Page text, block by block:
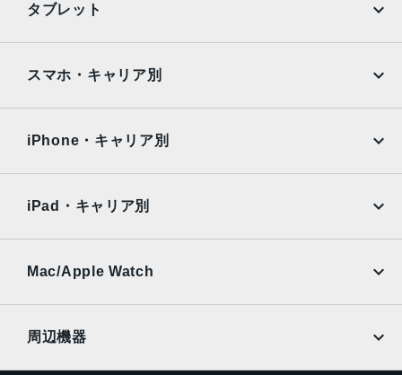
AQUOS
OPPO Android
タブレット
Surface
Xiaomi Tablet
スマホ・キャリア別
Ymobile
UQmobile
iPhone・キャリア別
Ymobile
UQmobile
iPad・キャリア別
Mac/Apple Watch
周辺機器